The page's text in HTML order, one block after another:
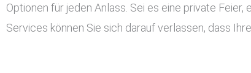
Optionen für jeden Anlass. Sei es eine private Feier,
Services können Sie sich darauf verlassen, dass